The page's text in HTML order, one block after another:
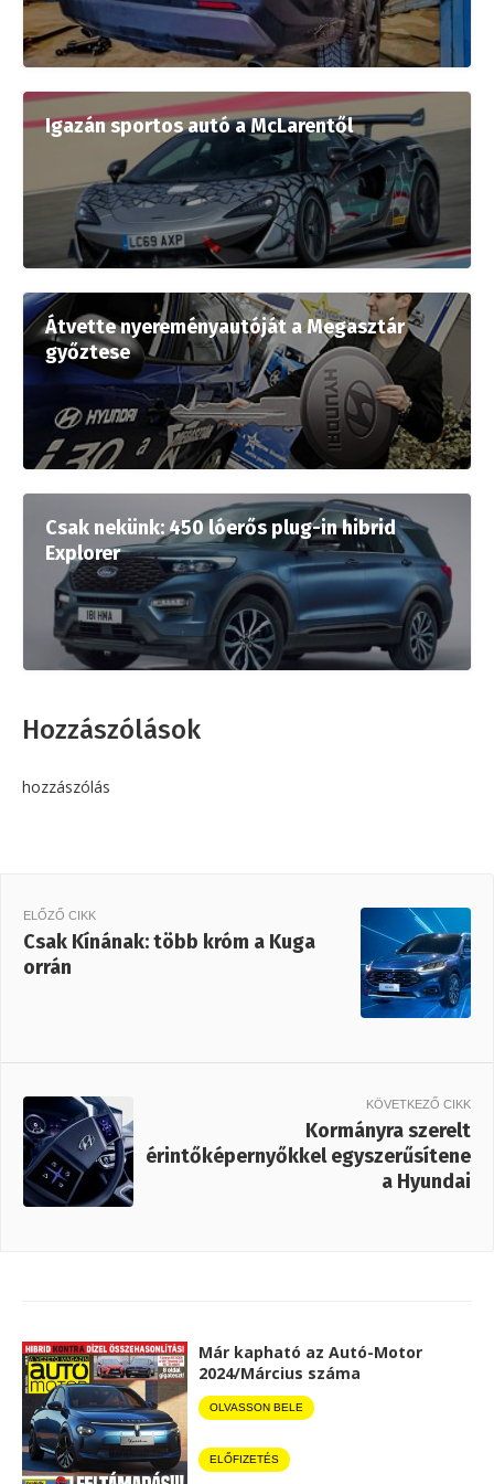
Igazán sportos autó a McLarentől
Átvette nyereményautóját a Megasztár
győztese
Csak nekünk: 450 lóerős plug-in hibrid
Explorer
Hozzászólások
hozzászólás
ELŐZŐ CIKK
Csak Kínának: több króm a Kuga
orrán
KÖVETKEZŐ CIKK
Kormányra szerelt
érintőképernyőkkel egyszerűsítene
a Hyundai
Már kapható az Autó-Motor
2024/Március száma
OLVASSON BELE
ELŐFIZETÉS